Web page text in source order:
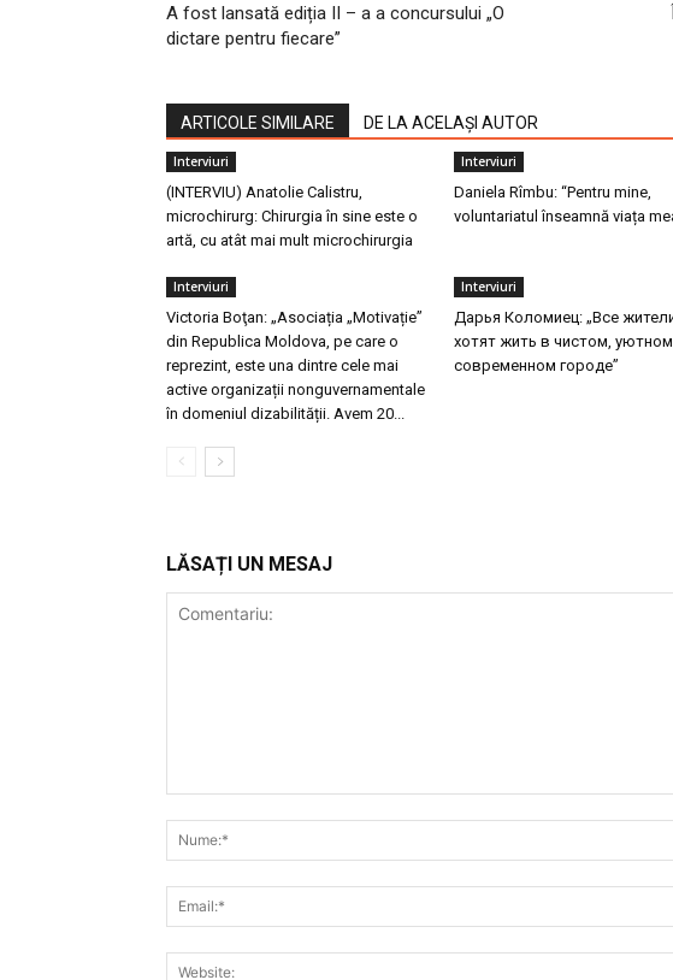
A fost lansată ediția II – a a concursului „O
dictare pentru fiecare”
ARTICOLE SIMILARE DE LA ACELAȘI AUTOR
Interviuri
(INTERVIU) Anatolie Calistru,
microchirurg: Chirurgia în sine este o
artă, cu atât mai mult microchirurgia
Interviuri
Daniela Rîmbu: “Pentru mine,
voluntariatul înseamnă viața
Interviuri
Victoria Boţan: „Asociația „Motivație”
din Republica Moldova, pe care o
reprezint, este una dintre cele mai
active organizații nonguvernamentale
în domeniul dizabilității. Avem 20...
Interviuri
Дарья Коломиец: „Все
хотят жить в чистом,
современном городе”
LĂSAȚI UN MESAJ